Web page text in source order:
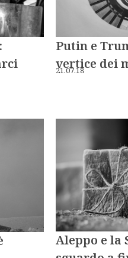
Putin e
vertice dei
21.07.18
Aleppo e la